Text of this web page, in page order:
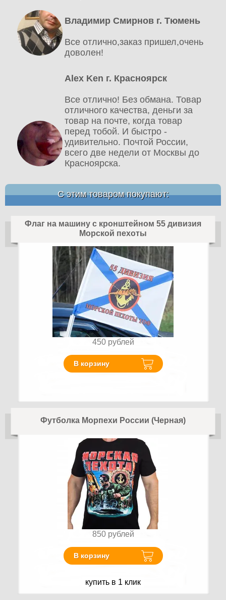
Владимир Смирнов г. Тюмень
Все отлично,заказ пришел,очень
доволен!
Alex Ken г. Красноярск
Все отлично! Без обмана. Товар
отличного качества, деньги за
товар на почте, когда товар
перед тобой. И быстро -
удивительно. Почтой России,
всего две недели от Москвы до
Красноярска.
С этим товаром покупают:
Флаг на машину с кронштейном 55 дивизия
Морской пехоты
450 рублей
В корзину
Футболка Морпехи России (Черная)
850 рублей
В корзину
купить в 1 клик